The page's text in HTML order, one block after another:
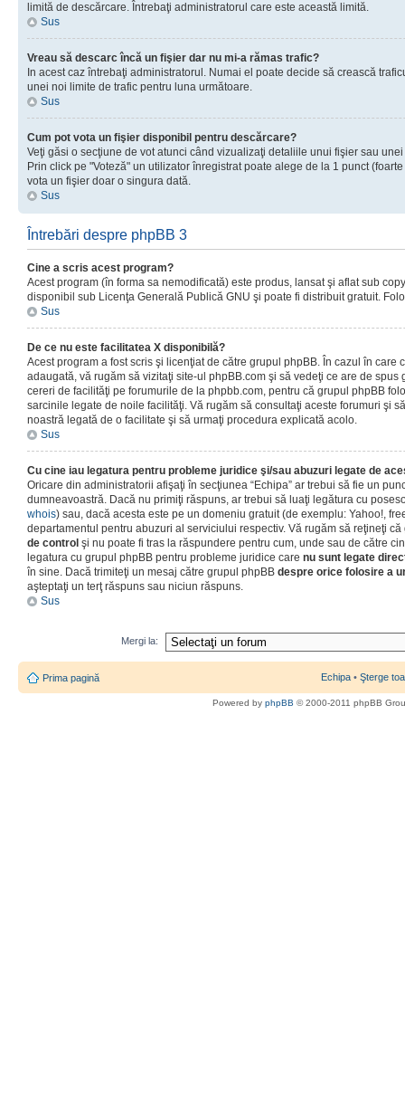
limită de descărcare. Întrebaţi administratorul care este această limită.
Sus
Vreau să descarc încă un fişier dar nu mi-a rămas trafic?
In acest caz întrebaţi administratorul. Numai el poate decide să crească
unei noi limite de trafic pentru luna următoare.
Sus
Cum pot vota un fişier disponibil pentru descărcare?
Veţi găsi o secţiune de vot atunci când vizualizaţi detaliile unui fişier sau
Prin click pe "Voteză" un utilizator înregistrat poate alege de la 1 punct
vota un fişier doar o singura dată.
Sus
Întrebări despre phpBB 3
Cine a scris acest program?
Acest program (în forma sa nemodificată) este produs, lansat şi aflat sub
disponibil sub Licenţa Generală Publică GNU şi poate fi distribuit gratuit.
Sus
De ce nu este facilitatea X disponibilă?
Acest program a fost scris şi licenţiat de către grupul phpBB. În cazul în care
adaugată, vă rugăm să vizitaţi site-ul phpBB.com şi să vedeţi ce are de
cereri de facilităţi pe forumurile de la phpbb.com, pentru că grupul phpBB
sarcinile legate de noile facilităţi. Vă rugăm să consultaţi aceste forumuri şi
noastră legată de o facilitate şi să urmaţi procedura explicată acolo.
Sus
Cu cine iau legatura pentru probleme juridice şi/sau abuzuri legate de
Oricare din administratorii afişaţi în secţiunea “Echipa” ar trebui să fie un
dumneavoastră. Dacă nu primiţi răspuns, ar trebui să luaţi legătura cu
whois) sau, dacă acesta este pe un domeniu gratuit (de exemplu: Yahoo!,
departamentul pentru abuzuri al serviciului respectiv. Vă rugăm să reţineţi
de control şi nu poate fi tras la răspundere pentru cum, unde sau de către
legatura cu grupul phpBB pentru probleme juridice care nu sunt legate
în sine. Dacă trimiteţi un mesaj către grupul phpBB despre orice folosire a
aşteptaţi un terţ răspuns sau niciun răspuns.
Sus
Mergi la:
Prima pagină Echipa • Şterge
Powered by phpBB © 2000-2011 phpBB